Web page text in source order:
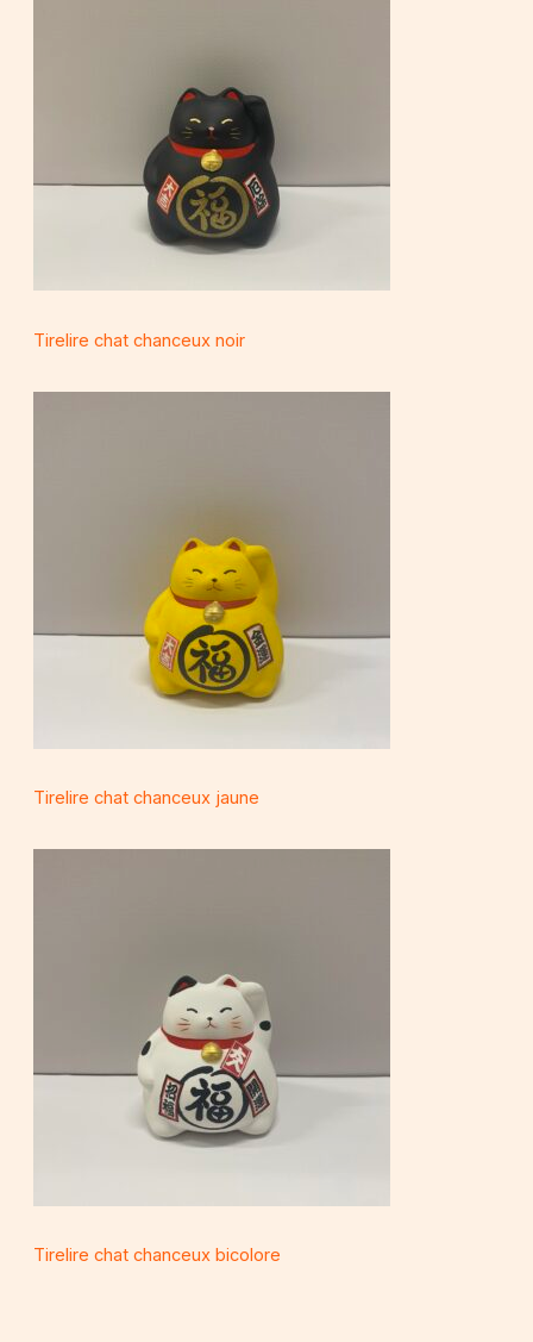
Tirelire chat chanceux noir
Tirelire chat chanceux jaune
Tirelire chat chanceux bicolore